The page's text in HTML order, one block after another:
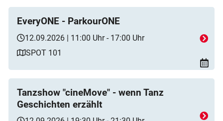
EveryONE - ParkourONE
12.09.2026 | 11:00 Uhr - 17:00 Uhr
SPOT 101
Tanzshow "cineMove" - wenn Tanz
Geschichten erzählt